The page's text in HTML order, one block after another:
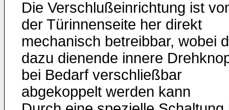
Die Verschlußeinrichtung ist
der Türinnenseite her direkt
mechanisch betreibbar, wobei
dazu dienende innere
bei Bedarf verschließbar
abgekoppelt werden kann